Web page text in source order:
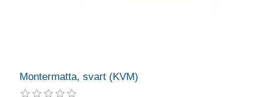
Montermatta, svart (KVM)